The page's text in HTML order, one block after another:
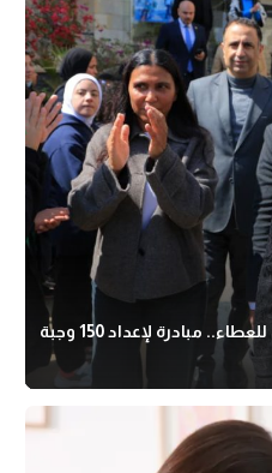
«مطبخ الملائكة» نموذج مصري للعطاء.. مبادرة لإعداد 150 وجبة